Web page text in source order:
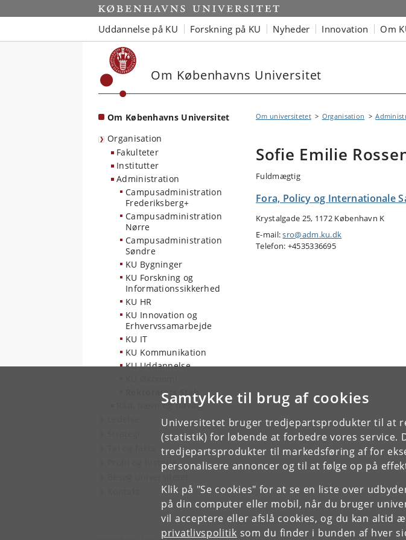
Samtykke til brug af cookies
Universitetet bruger tredjepartsprodukter til at
(statistik) for løbende at forbedre vores service.
tredjepartsprodukter til markedsføring af for
personalisere annoncer og til at følge op på
Klik på "Se cookies" for at se en liste over
på din computer eller mobil, når du bruger
vil acceptere eller afslå cookies, og du kan altid
privatlivspolitik som du finder i bunden af hver
Start
Uddannelse på KU Forskning på KU Nyheder Innovation Om
Om Københavns Universitet
Om Københavns Universitet
Organisation
Fakulteter
Institutter
Administration
Campusadministration
Frederiksberg+
Campusadministration
Nørre
Campusadministration
Søndre
KU Bygninger
KU Forskning og
Informationssikkerhed
KU HR
KU Innovation og
Erhvervssamarbejde
KU IT
KU Kommunikation
KU Uddannelse
Rektoratets Stab
Råd, nævn og udvalg
Profil og historie
Om universitetet Organisation
Sofie Emilie
Fuldmægtig
Fora, Policy og Internationale
Krystalgade 25, 1172 København K
E-mail:sro@adm.ku.dk
Telefon: +4535336695